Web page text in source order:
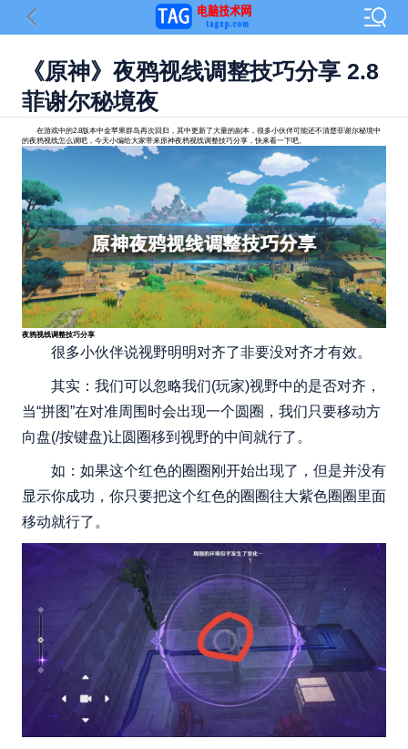
《原神》夜鸦视线调整技巧分享 2.8
菲谢尔秘境夜
在游戏中的2.8版本中金苹果群岛再次回归，其中更新了大量的副本，很多小伙伴可能还不清楚菲谢尔秘境中
的夜鸦视线怎么调吧，今天小编给大家带来原神夜鸦视线调整技巧分享，快来看一下吧。
夜鸦视线调整技巧分享
很多小伙伴说视野明明对齐了非要没对齐才有效。
其实：我们可以忽略我们(玩家)视野中的是否对齐，
当“拼图”在对准周围时会出现一个圆圈，我们只要移动方
向盘(/按键盘)让圆圈移到视野的中间就行了。
如：如果这个红色的圈圈刚开始出现了，但是并没有
显示你成功，你只要把这个红色的圈圈往大紫色圈圈里面
移动就行了。